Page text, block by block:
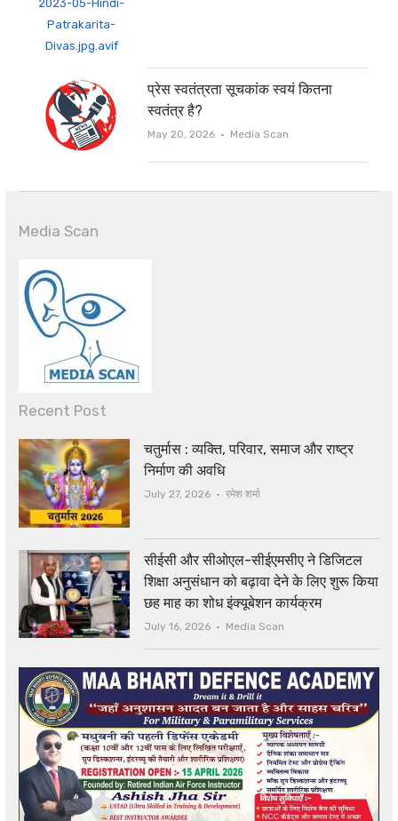
प्रेस स्वतंत्रता सूचकांक स्वयं कितना
स्वतंत्र है?
May 20, 2026 Author
Media Scan
Media Scan
Recent Post
चतुर्मास : व्यक्ति, परिवार, समाज और राष्ट्र
निर्माण की अवधि
July 27, 2026 Author
रमेश शर्मा
सीईसी और सीओएल-सीईएमसीए ने डिजिटल
शिक्षा अनुसंधान को बढ़ावा देने के लिए शुरू किया
छह माह का शोध इंक्यूबेशन कार्यक्रम
July 16, 2026 Author
Media Scan